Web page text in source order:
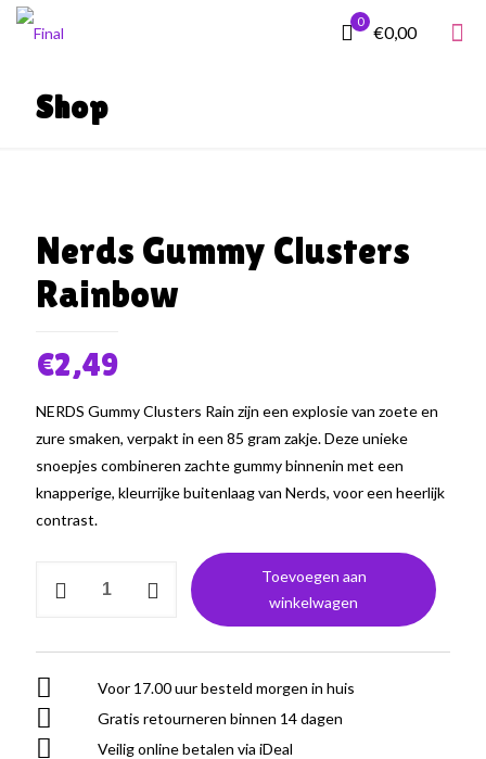
0
€0,00
Shop
Nerds Gummy Clusters
Rainbow
€2,49
NERDS Gummy Clusters Rain zijn een explosie van zoete en
zure smaken, verpakt in een 85 gram zakje. Deze unieke
snoepjes combineren zachte gummy binnenin met een
knapperige, kleurrijke buitenlaag van Nerds, voor een heerlijk
contrast.
Gummy
Rainbow
aantal
Toevoegen aan
winkelwagen
Voor 17.00 uur besteld morgen in huis
Gratis retourneren binnen 14 dagen
Veilig online betalen via iDeal